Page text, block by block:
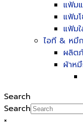
แฟ้ม
แฟ้ม
แฟ้ม
ไอที & หมึ
ผลิต
ผ้าห
Search
Search
×